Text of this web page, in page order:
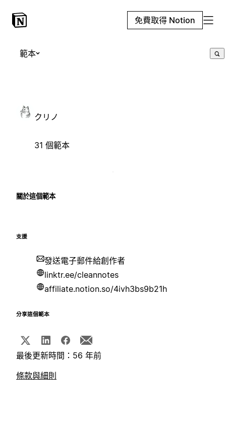
免費取得 Notion
範本
クリノ
31 個範本
關於這個範本
支援
發送電子郵件給創作者
linktr.ee/cleannotes
affiliate.notion.so/4ivh3bs9b21h
分享這個範本
最後更新時間：56 年前
條款與細則